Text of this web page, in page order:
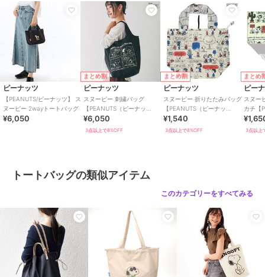
ピーナッツ
【PEANUTS/ピーナッツ】 ス
ヌーピー 2wayトートバッグ
¥6,050
まとめ割
ピーナッツ
スヌーピー 刺繍バッグ
【PEANUTS（ピーナッ
ツ）】
¥6,050
3点以上で8%OFF
まとめ割
ピーナッツ
スヌーピー 折りたたみバッグ
【PEANUTS（ピーナッ
ツ）】
¥1,540
3点以上で8%OFF
まとめ
ピー
スヌー
カチ【
ツ）】
3点以上
トートバッグの類似アイテム
このカテゴリーをすべてみる